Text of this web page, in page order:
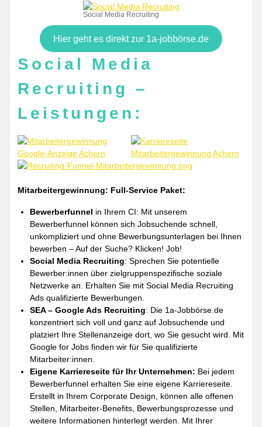
Social Media Recruiting
Hier geht es direkt zur 1a-jobbörse.de
Social Media
Recruiting –
Leistungen:
Mitarbeitergewinnung: Full-Service Paket:
Bewerberfunnel in Ihrem CI: Mit unserem
Bewerberfunnel können sich Jobsuchende schnell,
unkompliziert und ohne Bewerbungsunterlagen bei Ihnen
bewerben – Auf der Suche? Klicken! Job!
Social Media Recruiting: Sprechen Sie potentielle
Bewerber:innen über zielgruppenspezifische soziale
Netzwerke an. Erhalten Sie mit Social Media Recruiting
Ads qualifizierte Bewerbungen.
SEA – Google Ads Recruiting: Die 1a-Jobbörse.de
konzentriert sich voll und ganz auf Jobsuchende und
platziert Ihre Stellenanzeige dort, wo Sie gesucht wird. Mit
Google for Jobs finden wir für Sie qualifizierte
Mitarbeiter:innen.
Eigene Karriereseite für Ihr Unternehmen: Bei jedem
Bewerberfunnel erhalten Sie eine eigene Karriereseite.
Erstellt in Ihrem Corporate Design, können alle offenen
Stellen, Mitarbeiter-Benefits, Bewerbungsprozesse und
weitere Informationen hinterlegt werden. Mit Ihrer